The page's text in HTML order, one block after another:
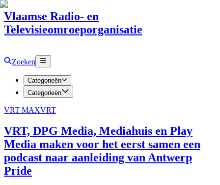
Vlaamse Radio- en
Televisieomroeporganisatie
Zoeken
Categorieën
Categorieën
VRT MAXVRT
VRT, DPG Media, Mediahuis en Play
Media maken voor het eerst samen een
podcast naar aanleiding van Antwerp
Pride